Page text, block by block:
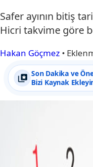
Safer ayının bitiş
Hicri takvime göre
Hakan Göçmez •
Son Dakika ve
Bizi Kaynak